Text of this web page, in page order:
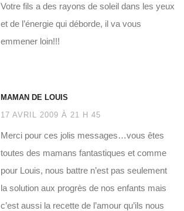
Votre fils a des rayons de soleil dans les yeux
et de l’énergie qui déborde, il va vous
emmener loin!!!
MAMAN DE LOUIS
17 AVRIL 2009 À 21 H 45
Merci pour ces jolis messages…vous êtes
toutes des mamans fantastiques et comme
pour Louis, nous battre n’est pas seulement
la solution aux progrès de nos enfants mais
c’est aussi la recette de l’amour qu’ils nous